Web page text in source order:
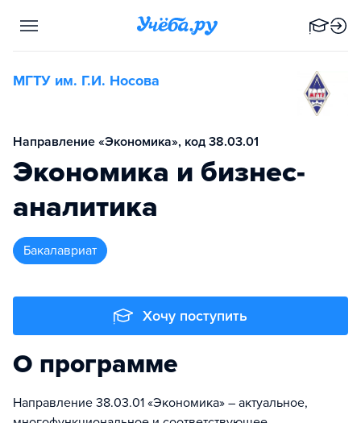
МГТУ им. Г.И. Носова
Направление «Экономика», код 38.03.01
Экономика и бизнес-
аналитика
бакалавриат
Хочу поступить
О программе
Направление 38.03.01 «Экономика» – актуальное,